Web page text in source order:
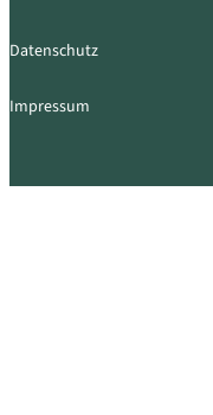
Datenschutz
Impressum